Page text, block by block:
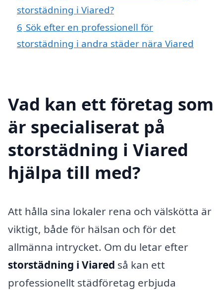
storstädning i Viared?
6 Sök efter en professionell för
storstädning i andra städer nära Viared
Vad kan ett företag som
är specialiserat på
storstädning i Viared
hjälpa till med?
Att hålla sina lokaler rena och välskötta är
viktigt, både för hälsan och för det
allmänna intrycket. Om du letar efter
storstädning i Viared så kan ett
professionellt städföretag erbjuda